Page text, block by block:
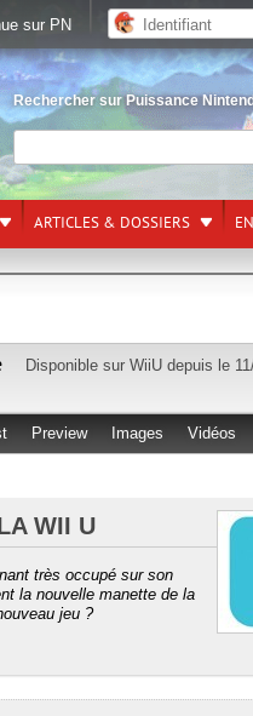
Rechercher sur Puissance
ARTICLES & DOSSIERS
Disponible sur WiiU depuis le
Preview Images Vidéos
WII U
très occupé sur son
la nouvelle manette de la
jeu ?
sur PN